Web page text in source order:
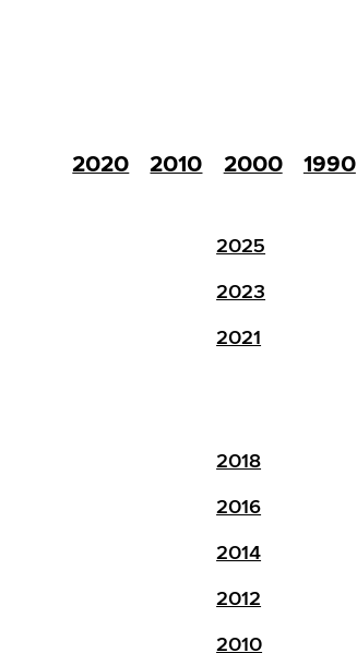
2020 2010 2000
1990
2025
2023
2021
2018
2016
2014
2012
2010